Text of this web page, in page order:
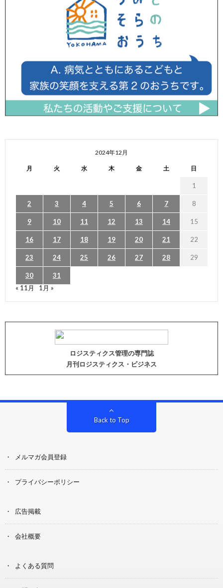
2024年12月
月 火 水 木 金 土 日
1
2 3 4 5 6 7 8
9 10 11 12 13 14 15
16 17 18 19 20 21 22
23 24 25 26 27 28 29
30
31
« 11月
1月 »
ロジスティクス管理の専門誌
月刊ロジスティクス・ビジネス
Back to Top
メルマガ会員登録
プライバシーポリシー
広告掲載
会社概要
よくある質問